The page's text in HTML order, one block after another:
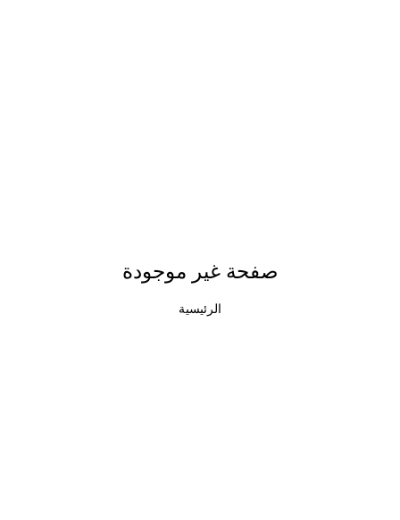
صفحة غير موجودة
الرئيسية